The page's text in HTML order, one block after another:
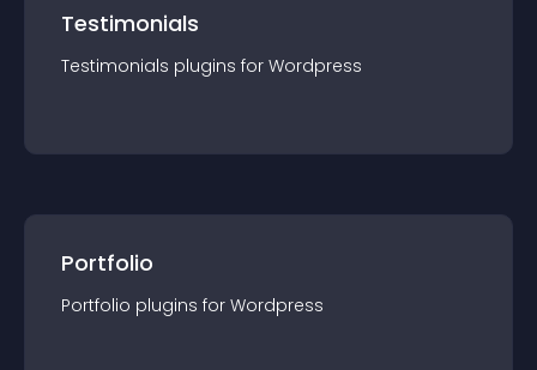
Testimonials
Testimonials plugins for Wordpress
Portfolio
Portfolio plugins for Wordpress